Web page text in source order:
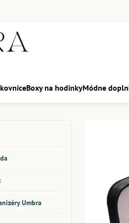
Boxy na hodinkyMódne
Umbra